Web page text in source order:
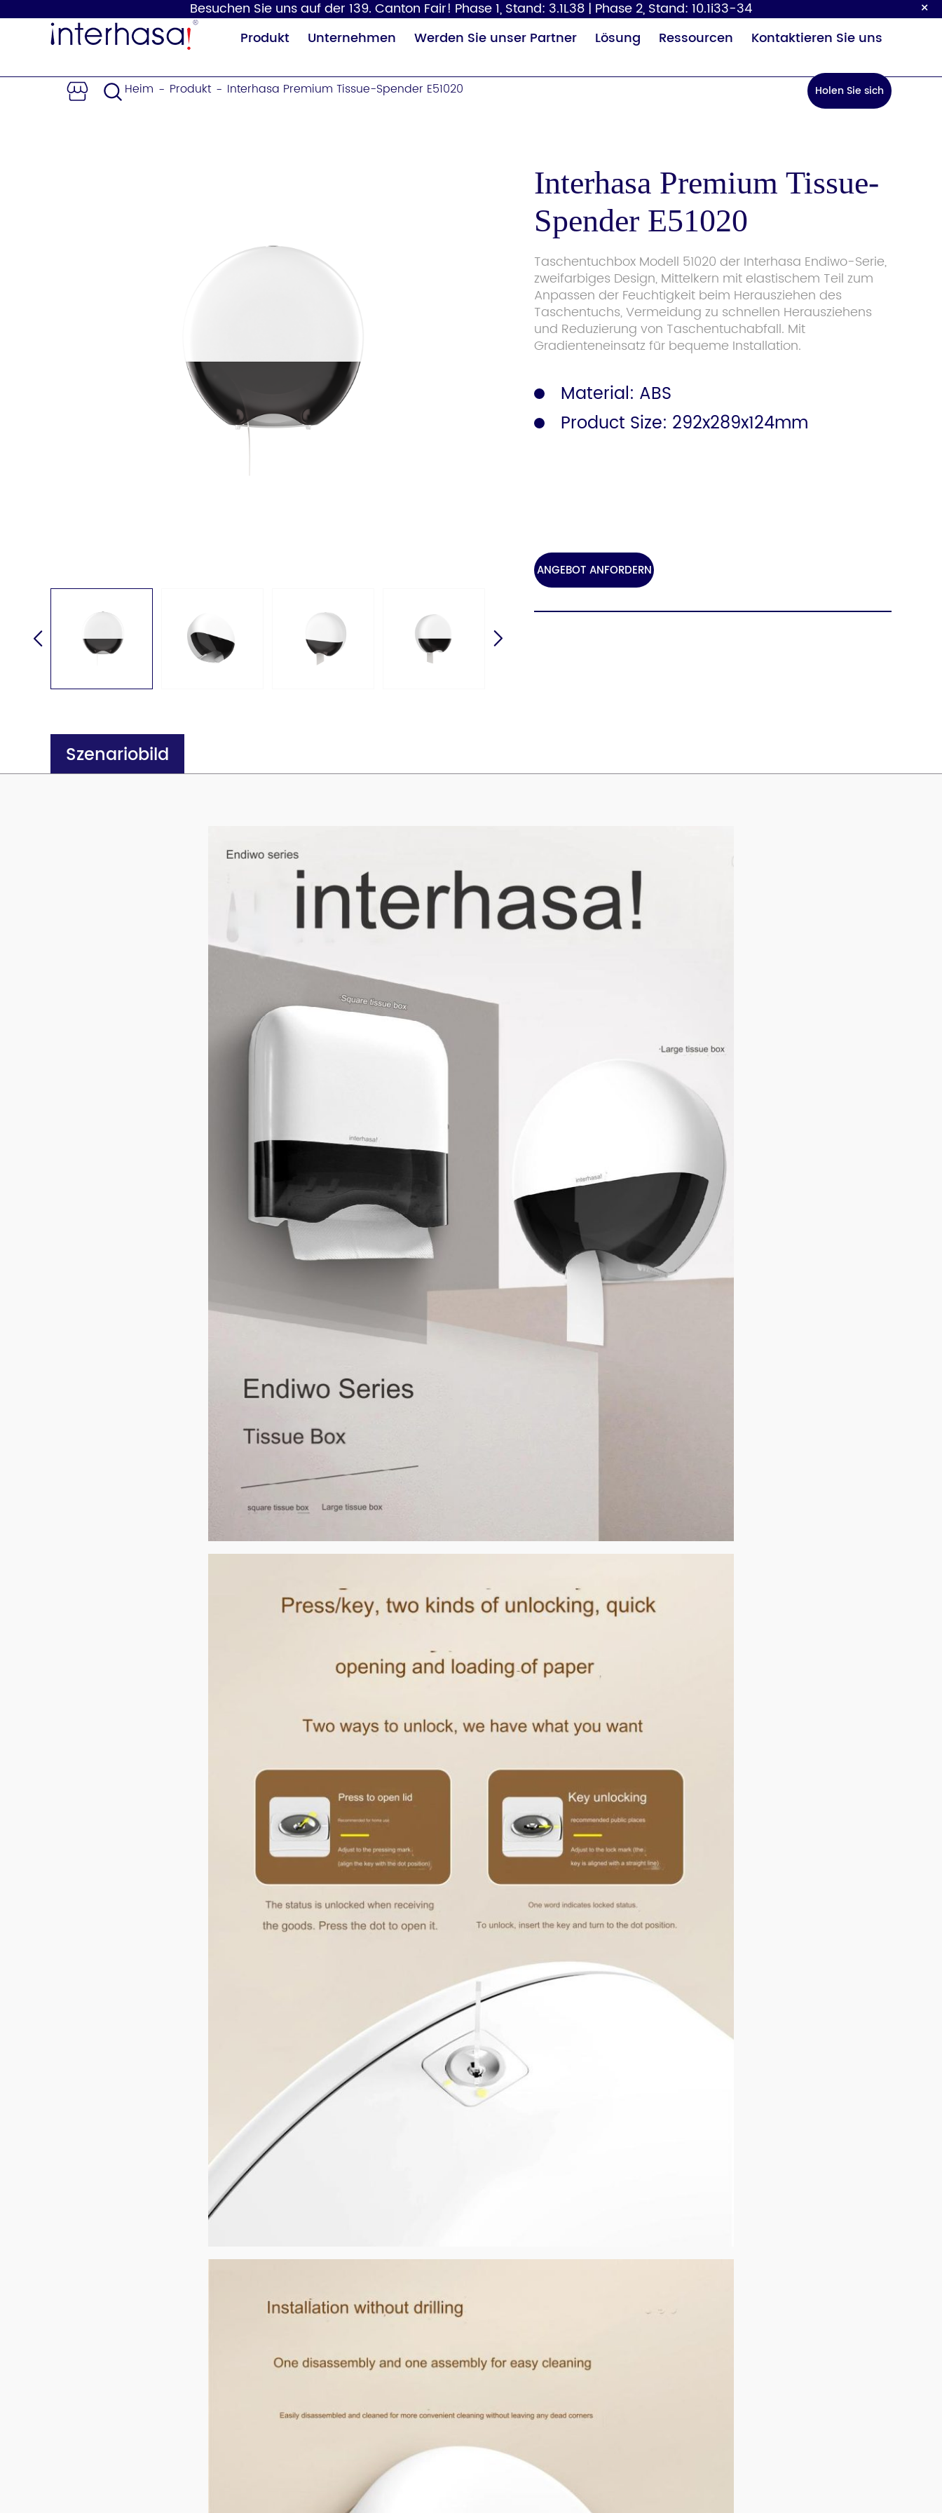
Besuchen Sie uns auf der 139. Canton Fair! Phase 1, Stand: 3.1L38 | Phase 2, Stand: 10.1i33-34 ×
Produkt
Haartrockner
Baby-
Wickeltisch
Wasserhahn
Sicherheitsgeländer
Unternehmen Werden Sie unser Partner Lösung Ressourcen Kontaktieren Sie uns
Holen Sie sich
Heim - Produkt - Interhasa Premium Tissue-Spender E51020
Interhasa Premium Tissue-
Spender E51020
Taschentuchbox Modell 51020 der Interhasa Endiwo-Serie,
zweifarbiges Design, Mittelkern mit elastischem Teil zum
Anpassen der Feuchtigkeit beim Herausziehen des
Taschentuchs, Vermeidung zu schnellen Herausziehens
und Reduzierung von Taschentuchabfall. Mit
Gradienteneinsatz für bequeme Installation.
Material: ABS
Product Size: 292x289x124mm
ANGEBOT ANFORDERN
Szenariobild